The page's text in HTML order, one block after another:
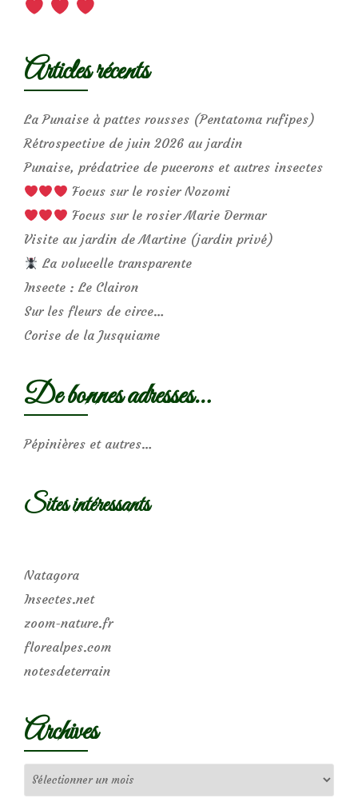
Articles récents
La Punaise à pattes rousses (Pentatoma rufipes)
Rétrospective de juin 2026 au jardin
Punaise, prédatrice de pucerons et autres insectes
Focus sur le rosier Nozomi
Focus sur le rosier Marie Dermar
Visite au jardin de Martine (jardin privé)
La volucelle transparente
Insecte : Le Clairon
Sur les fleurs de circe…
Corise de la Jusquiame
De bonnes adresses…
Pépinières et autres…
Sites intéressants
Natagora
Insectes.net
zoom-nature.fr
florealpes.com
notesdeterrain
Archives